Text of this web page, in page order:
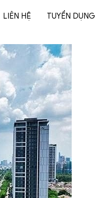
LIÊN HỆ TUYỂN DỤNG